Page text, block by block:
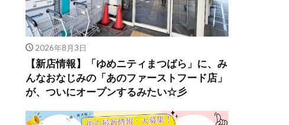
2026年8月3日
【新店情報】「ゆめニティまつばら」に、み
んなおなじみの「あのファーストフード店」
が、ついにオープンするみたい☆彡